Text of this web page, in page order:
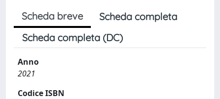
Scheda breve
Scheda completa
Scheda completa (DC)
Anno
2021
Codice ISBN